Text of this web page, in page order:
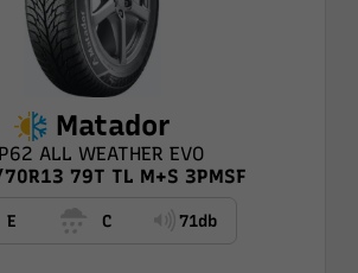
Matador
ALL WEATHER EVO
79T TL M+S 3PMSF
E C 71db